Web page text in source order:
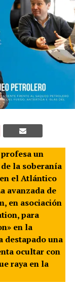
un
la soberanía
el Atlántico
avanzada de
en asociación
para
en la
destapado una
ocultar con
raya en la